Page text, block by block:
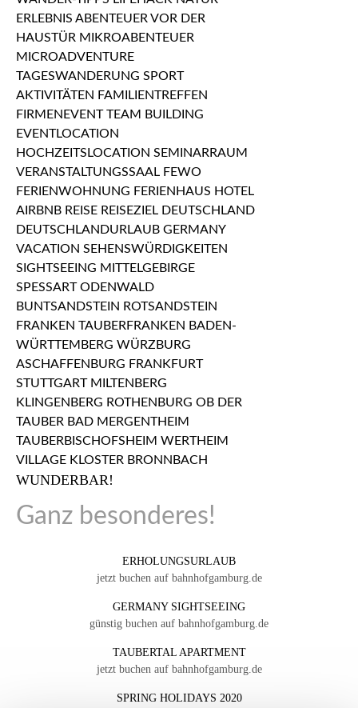
WUNDERBAR!
Ganz besonderes!
ERHOLUNGSURLAUB
jetzt buchen auf bahnhofgamburg.de
GERMANY SIGHTSEEING
günstig buchen auf bahnhofgamburg.de
TAUBERTAL APARTMENT
jetzt buchen auf bahnhofgamburg.de
SPRING HOLIDAYS 2020